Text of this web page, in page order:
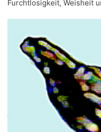
Furchtlosigkeit, Weisheit